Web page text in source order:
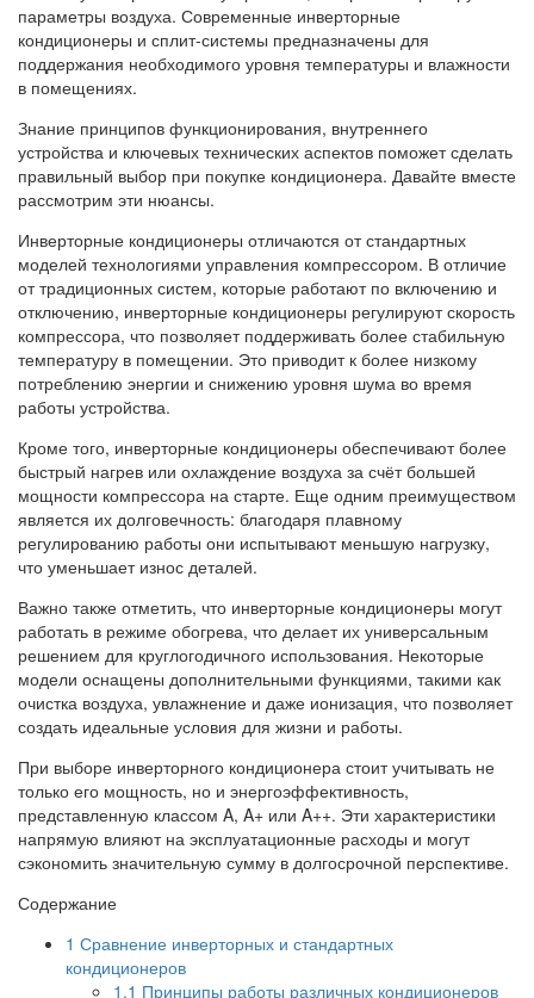
параметры воздуха. Современные инверторные
кондиционеры и сплит-системы предназначены для
поддержания необходимого уровня температуры и влажности
в помещениях.
Знание принципов функционирования, внутреннего
устройства и ключевых технических аспектов поможет сделать
правильный выбор при покупке кондиционера. Давайте вместе
рассмотрим эти нюансы.
Инверторные кондиционеры отличаются от стандартных
моделей технологиями управления компрессором. В отличие
от традиционных систем, которые работают по включению и
отключению, инверторные кондиционеры регулируют скорость
компрессора, что позволяет поддерживать более стабильную
температуру в помещении. Это приводит к более низкому
потреблению энергии и снижению уровня шума во время
работы устройства.
Кроме того, инверторные кондиционеры обеспечивают более
быстрый нагрев или охлаждение воздуха за счёт большей
мощности компрессора на старте. Еще одним преимуществом
является их долговечность: благодаря плавному
регулированию работы они испытывают меньшую нагрузку,
что уменьшает износ деталей.
Важно также отметить, что инверторные кондиционеры могут
работать в режиме обогрева, что делает их универсальным
решением для круглогодичного использования. Некоторые
модели оснащены дополнительными функциями, такими как
очистка воздуха, увлажнение и даже ионизация, что позволяет
создать идеальные условия для жизни и работы.
При выборе инверторного кондиционера стоит учитывать не
только его мощность, но и энергоэффективность,
представленную классом A, A+ или A++. Эти характеристики
напрямую влияют на эксплуатационные расходы и могут
сэкономить значительную сумму в долгосрочной перспективе.
Содержание
1 Сравнение инверторных и стандартных
кондиционеров
1.1 Принципы работы различных кондиционеров